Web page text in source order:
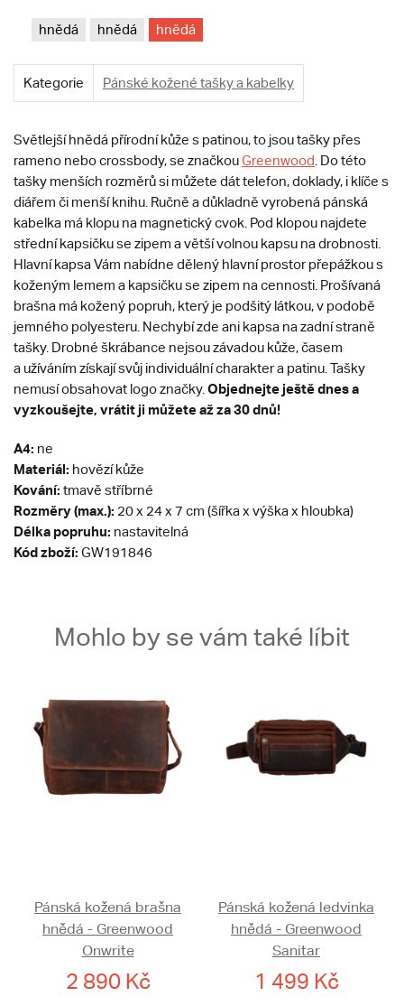
hnědá hnědá hnědá
Kategorie Pánské kožené tašky a kabelky
Světlejší hnědá přírodní kůže s patinou, to jsou tašky přes
rameno nebo crossbody, se značkouGreenwood . Do této
tašky menších rozměrů si můžete dát telefon, doklady, i klíče s
diářem či menší knihu. Ručně a důkladně vyrobená pánská
kabelka má klopu na magnetický cvok. Pod klopou najdete
střední kapsičku se zipem a větší volnou kapsu na drobnosti.
Hlavní kapsa Vám nabídne dělený hlavní prostor přepážkou s
koženým lemem a kapsičku se zipem na cennosti. Prošívaná
brašna má kožený popruh, který je podšitý látkou, v podobě
jemného polyesteru. Nechybí zde ani kapsa na zadní straně
tašky. Drobné škrábance nejsou závadou kůže, časem
a užíváním získají svůj individuální charakter a patinu​. Tašky
nemusí obsahovat logo značky. Objednejte ještě dnes a
vyzkoušejte, vrátit ji můžete až za 30 dnů!
A4: ne
Materiál: hovězí kůže
Kování: tmavě stříbrné
Rozměry (max.): 20 x 24 x 7 cm (šířka x výška x hloubka)
Délka popruhu: nastavitelná
Kód zboží: GW191846
Mohlo by se vám také líbit
Pánská kožená brašna
hnědá - Greenwood
Onwrite
2 890 Kč
Pánská kožená ledvinka
hnědá - Greenwood
Sanitar
1 499 Kč